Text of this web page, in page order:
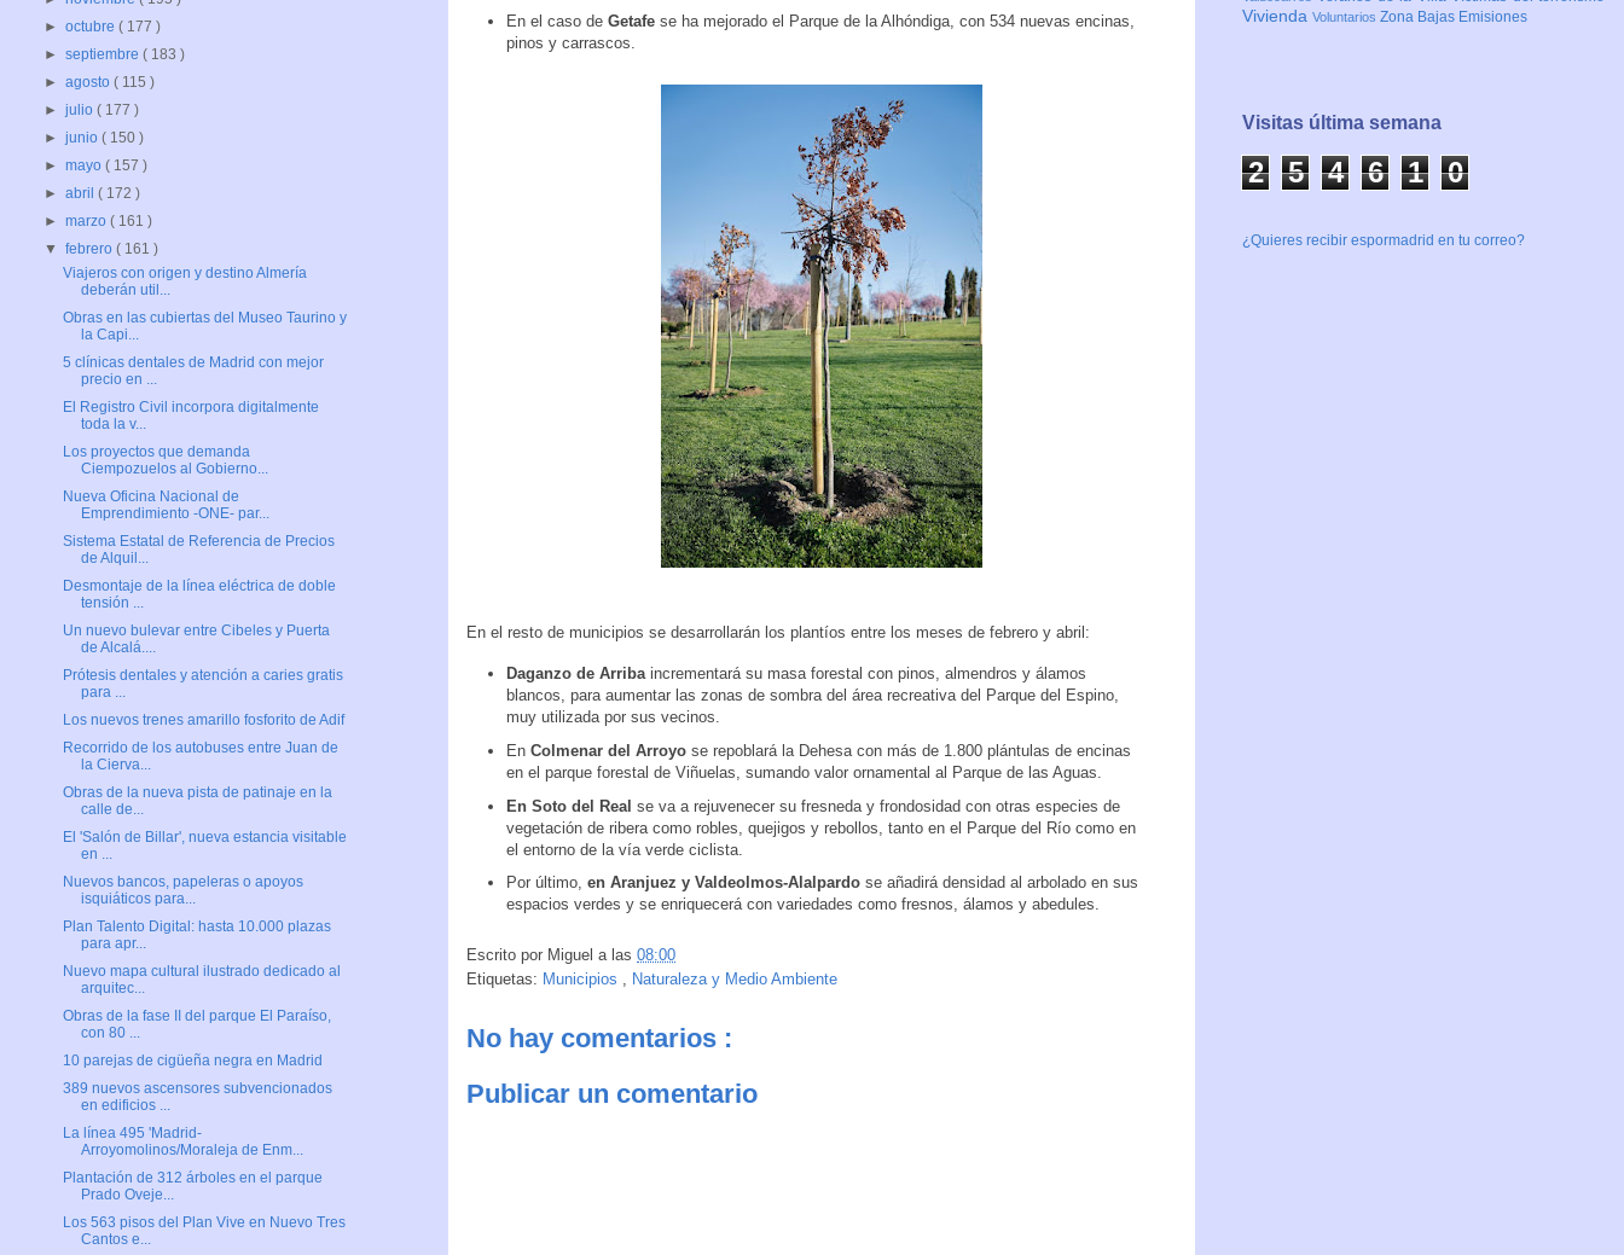
En el caso de Getafe se ha mejorado el Parque de la Alhóndiga, con 534 nuevas encinas,
pinos y carrascos.
En el resto de municipios se desarrollarán los plantíos entre los meses de febrero y abril:
Daganzo de Arribaincrementará su masa forestal con pinos, almendros y álamos
blancos, para aumentar las zonas de sombra del área recreativa del Parque del Espino,
muy utilizada por sus vecinos.
EnColmenar del Arroyo se repoblará la Dehesa con más de 1.800 plántulas de encinas
en el parque forestal de Viñuelas, sumando valor ornamental al Parque de las Aguas.
En Soto del Real se va a rejuvenecer su fresneda y frondosidad con otras especies de
vegetación de ribera como robles, quejigos y rebollos, tanto en el Parque del Río como en
el entorno de la vía verde ciclista.
Por último, en Aranjuez y Valdeolmos-Alalpardose añadirá densidad al arbolado en sus
espacios verdes y se enriquecerá con variedades como fresnos, álamos y abedules.
Escrito por Miguel a las 08:00
Etiquetas: Municipios , Naturaleza y Medio Ambiente
No hay comentarios :
Publicar un comentario
►octubre( 177 )
►septiembre( 183 )
►agosto( 115 )
►julio( 177 )
►junio( 150 )
►mayo( 157 )
►abril( 172 )
►marzo( 161 )
▼febrero( 161 )
Viajeros con origen y destino Almería
deberán util...
Obras en las cubiertas del Museo Taurino y
la Capi...
5 clínicas dentales de Madrid con mejor
precio en ...
El Registro Civil incorpora digitalmente
toda la v...
Los proyectos que demanda
Ciempozuelos al Gobierno...
Nueva Oficina Nacional de
Emprendimiento -ONE- par...
Sistema Estatal de Referencia de Precios
de Alquil...
Desmontaje de la línea eléctrica de doble
tensión ...
Un nuevo bulevar entre Cibeles y Puerta
de Alcalá....
Prótesis dentales y atención a caries gratis
para ...
Los nuevos trenes amarillo fosforito de Adif
Recorrido de los autobuses entre Juan de
la Cierva...
Obras de la nueva pista de patinaje en la
calle de...
El 'Salón de Billar', nueva estancia visitable
en ...
Nuevos bancos, papeleras o apoyos
isquiáticos para...
Plan Talento Digital: hasta 10.000 plazas
para apr...
Nuevo mapa cultural ilustrado dedicado al
arquitec...
Obras de la fase II del parque El Paraíso,
con 80 ...
10 parejas de cigüeña negra en Madrid
389 nuevos ascensores subvencionados
en edificios ...
La línea 495 'Madrid-
Arroyomolinos/Moraleja de Enm...
Plantación de 312 árboles en el parque
Prado Oveje...
Los 563 pisos del Plan Vive en Nuevo Tres
Cantos e...
Vivienda Voluntarios Zona Bajas Emisiones
Visitas última semana
2 5 4 6 1 1
¿Quieres recibir espormadrid en tu correo?